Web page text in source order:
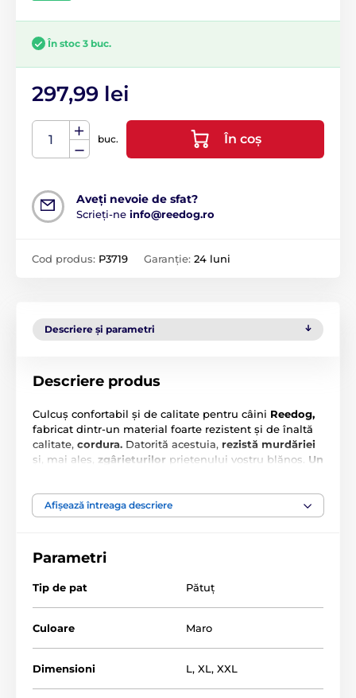
În stoc 3 buc.
297,99 lei
buc. În coș
Aveți nevoie de sfat?
Scrieți-ne info@reedog.ro
Cod produs: P3719 Garanție: 24 luni
Descriere și parametri
Descriere produs
Culcuș confortabil și de calitate pentru câini Reedog,
fabricat dintr-un material foarte rezistent și de înaltă
calitate, cordura. Datorită acestuia, rezistă murdăriei
și, mai ales, zgârieturilor prietenului vostru blănos. Un
dintr-un tub special, prevenind astfel deformarea și
asigurând confortul câinelui pe toată durata
culcușul pentru câini REEDOG.
Afișează întreaga descriere
Parametri
Tip de pat Pătuț
Culoare Maro
Dimensioni L, XL, XXL